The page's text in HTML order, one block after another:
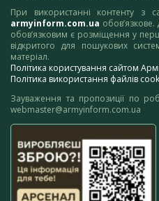
При використанні контенту з
armyinform.com.ua обов’язкове.
обов’язковим є розміщення у
відкритого для пошукових
матеріал.
Політика користування сайтом
Політика використання файлів
Зауваження та пропозиції по
webmaster@armyinform.com.ua